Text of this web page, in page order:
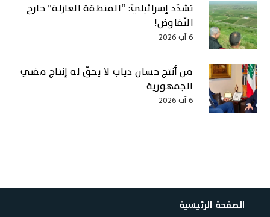
تشدّد إسرائيليّ: “المنطقة العازلة” خارج
التّفاوض!
6 آب 2026
من أنتج حسان دياب لا يحقّ له إنتاج مفتي
الجمهورية
6 آب 2026
الصفحة الرئيسية